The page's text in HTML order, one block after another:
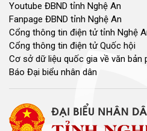
Youtube ĐBND tỉnh Nghệ An
Fanpage ĐBND tỉnh Nghệ An
Cổng thông tin điện tử tỉnh Nghệ
Cổng thông tin điện tử Quốc hội
Cơ sở dữ liệu quốc gia về văn bản
Báo Đại biểu nhân dân